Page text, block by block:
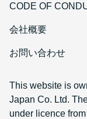
CODE OF
会社概要
お問い合わせ
This website is
Japan Co. Ltd.
under licence